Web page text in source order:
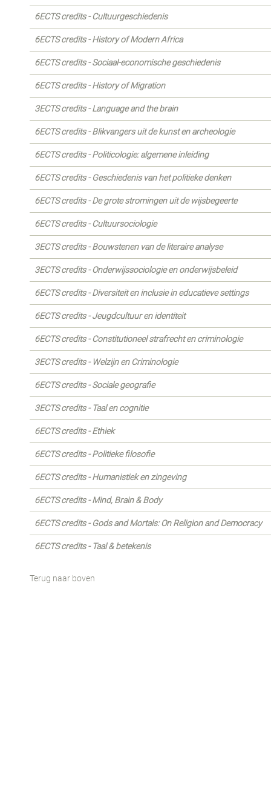
6ECTS credits - Cultuurgeschiedenis
6ECTS credits - History of Modern Africa
6ECTS credits - Sociaal-economische geschiedenis
6ECTS credits - History of Migration
3ECTS credits - Language and the brain
6ECTS credits - Blikvangers uit de kunst en archeologie
6ECTS credits - Politicologie: algemene inleiding
6ECTS credits - Geschiedenis van het politieke denken
6ECTS credits - De grote stromingen uit de wijsbegeerte
6ECTS credits - Cultuursociologie
3ECTS credits - Bouwstenen van de literaire analyse
3ECTS credits - Onderwijssociologie en onderwijsbeleid
6ECTS credits - Diversiteit en inclusie in educatieve settings
6ECTS credits - Jeugdcultuur en identiteit
6ECTS credits - Constitutioneel strafrecht en criminologie
3ECTS credits - Welzijn en Criminologie
6ECTS credits - Sociale geografie
3ECTS credits - Taal en cognitie
6ECTS credits - Ethiek
6ECTS credits - Politieke filosofie
6ECTS credits - Humanistiek en zingeving
6ECTS credits - Mind, Brain & Body
6ECTS credits - Gods and Mortals: On Religion and Democracy
6ECTS credits - Taal & betekenis
Terug naar boven